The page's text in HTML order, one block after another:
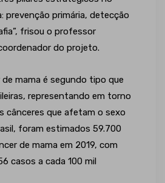
prevenção primária, detecção
frisou o professor
do projeto.
de mama é segundo tipo que
representando em torno
cânceres que afetam o sexo
foram estimados 59.700
de mama em 2019, com
casos a cada 100 mil